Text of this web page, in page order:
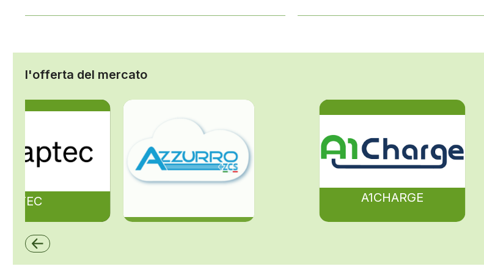
l'offerta del mercato
A1CHARGE
ZCS Azzurro